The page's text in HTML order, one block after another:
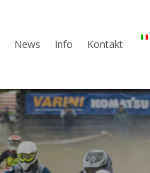
News Info Kontakt